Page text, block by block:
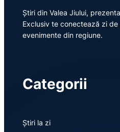
Știri din Valea Jiului,
Exclusiv te conectează zi
evenimente din regiune.
Categorii
Știri la zi